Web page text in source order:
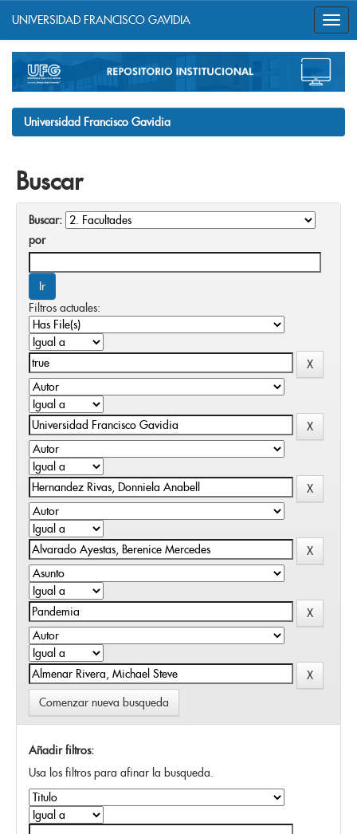
navigation
UNIVERSIDAD FRANCISCO GAVIDIA
Universidad Francisco Gavidia
Buscar
Buscar:
por
Filtros actuales:
Comenzar nueva busqueda
Añadir filtros:
Usa los filtros para afinar la busqueda.